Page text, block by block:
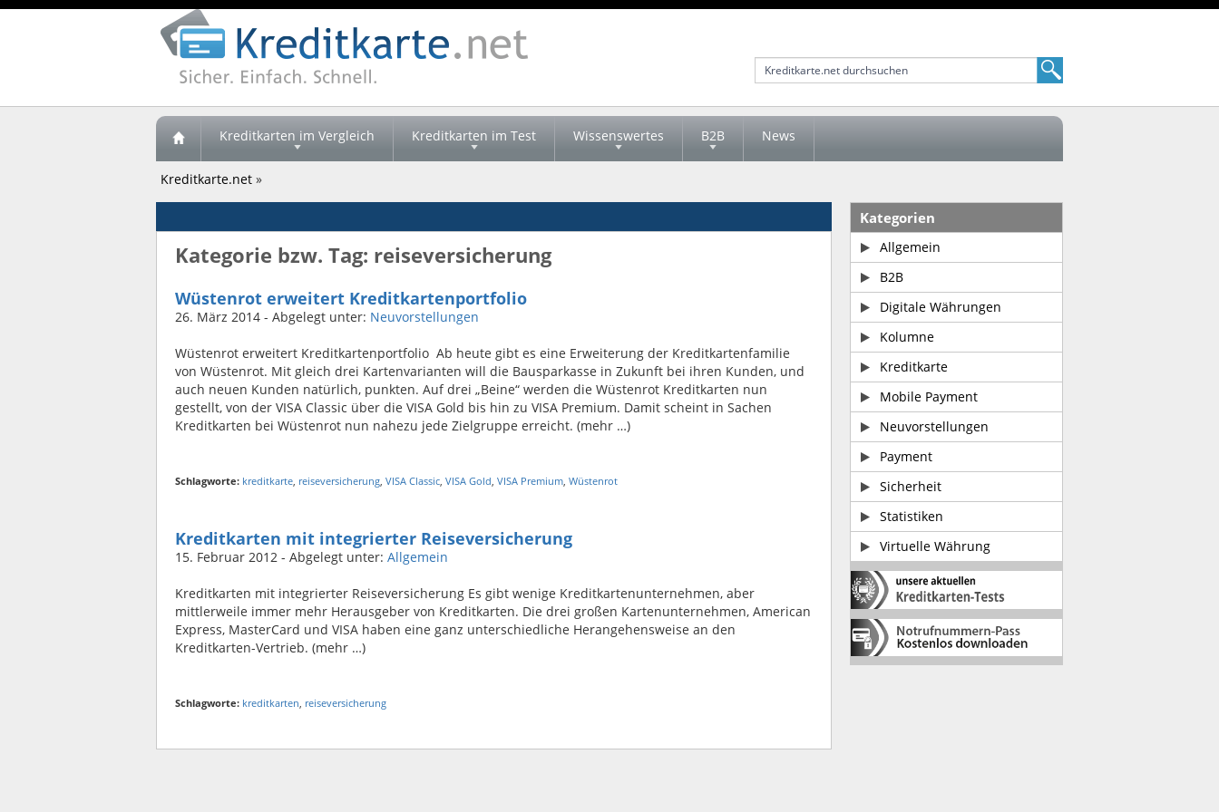
Kreditkarten im Vergleich Kreditkarten im Test Wissenswertes B2B News
Kreditkarte.net »
Kategorie bzw. Tag: reiseversicherung
Wüstenrot erweitert Kreditkartenportfolio
26. März 2014 - Abgelegt unter: Neuvorstellungen
Wüstenrot erweitert Kreditkartenportfolio Ab heute gibt es eine Erweiterung der Kreditkartenfamilie
von Wüstenrot. Mit gleich drei Kartenvarianten will die Bausparkasse in Zukunft bei ihren Kunden, und
auch neuen Kunden natürlich, punkten. Auf drei „Beine“ werden die Wüstenrot Kreditkarten nun
gestellt, von der VISA Classic über die VISA Gold bis hin zu VISA Premium. Damit scheint in Sachen
Kreditkarten bei Wüstenrot nun nahezu jede Zielgruppe erreicht. (mehr …)
Schlagworte: kreditkarte, reiseversicherung, VISA Classic, VISA Gold, VISA Premium, Wüstenrot
Kreditkarten mit integrierter Reiseversicherung
15. Februar 2012 - Abgelegt unter: Allgemein
Kreditkarten mit integrierter Reiseversicherung Es gibt wenige Kreditkartenunternehmen, aber
mittlerweile immer mehr Herausgeber von Kreditkarten. Die drei großen Kartenunternehmen, American
Express, MasterCard und VISA haben eine ganz unterschiedliche Herangehensweise an den
Kreditkarten-Vertrieb. (mehr …)
Schlagworte: kreditkarten, reiseversicherung
Kategorien
Allgemein
B2B
Digitale Währungen
Kolumne
Kreditkarte
Mobile Payment
Neuvorstellungen
Payment
Sicherheit
Statistiken
Virtuelle Währung